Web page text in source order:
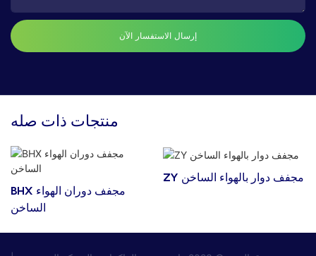
إرسال الاستفسار الآن
منتجات ذات صله
BHX مجفف دوران الهواء
الساخن
ZY مجفف دوار بالهواء الساخن